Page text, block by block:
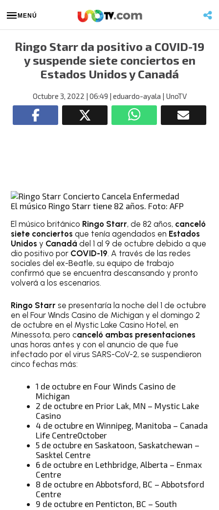
MENÚ
Ringo Starr da positivo a COVID-19
y suspende siete conciertos en
Estados Unidos y Canadá
Octubre 3, 2022 | 06:49 | eduardo-ayala | UnoTV
El músico Ringo Starr tiene 82 años. Foto: AFP
El músico británico Ringo Starr, de 82 años, canceló
siete conciertos que tenía agendados en Estados
Unidosy Canadádel 1 al 9 de octubre debido a que
dio positivo por COVID-19. A través de las redes
sociales del ex-Beatle, su equipo de trabajo
confirmó que se encuentra descansando y pronto
volverá a los escenarios.
Ringo Starr se presentaría la noche del 1 de octubre
en el Four Winds Casino de Michigan y el domingo 2
de octubre en el Mystic Lake Casino Hotel, en
Minessota, pero canceló ambas presentaciones
unas horas antes y con el anuncio de que fue
infectado por el virus SARS-CoV-2, se suspendieron
cinco fechas más:
1 de octubre en Four Winds Casino de
Michigan
2 de octubre en Prior Lak, MN – Mystic Lake
Casino
4 de octubre en Winnipeg, Manitoba – Canada
Life CentreOctober
5 de octubre en Saskatoon, Saskatchewan –
Sasktel Centre
6 de octubre en Lethbridge, Alberta – Enmax
Centre
8 de octubre en Abbotsford, BC – Abbotsford
Centre
9 de octubre en Penticton, BC – South